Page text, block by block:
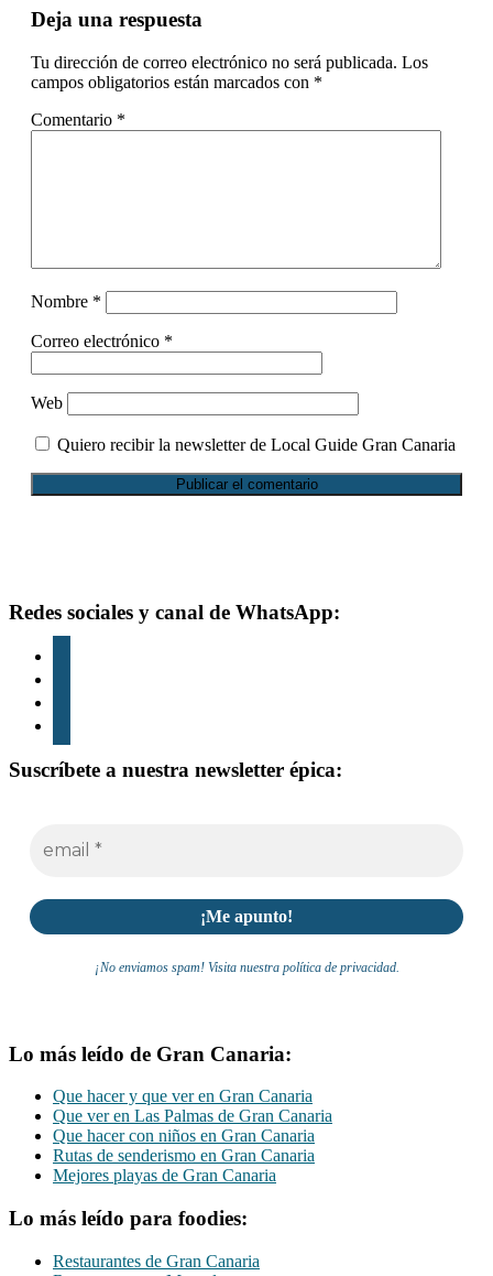
Interacciones
los
lectores
Deja una respuesta
Tu dirección de correo electrónico no será publicada. Los
campos obligatorios están marcados con *
Comentario *
Nombre *
Correo electrónico *
Web
Quiero recibir la newsletter de Local Guide Gran Canaria
Footer
Redes sociales y canal de WhatsApp:
Suscríbete a nuestra newsletter épica:
¡No enviamos spam! Visita nuestra política de privacidad.
Lo más leído de Gran Canaria:
Que hacer y que ver en Gran Canaria
Que ver en Las Palmas de Gran Canaria
Que hacer con niños en Gran Canaria
Rutas de senderismo en Gran Canaria
Mejores playas de Gran Canaria
Lo más leído para foodies:
Restaurantes de Gran Canaria